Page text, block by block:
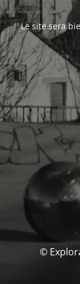
Le site sera
©